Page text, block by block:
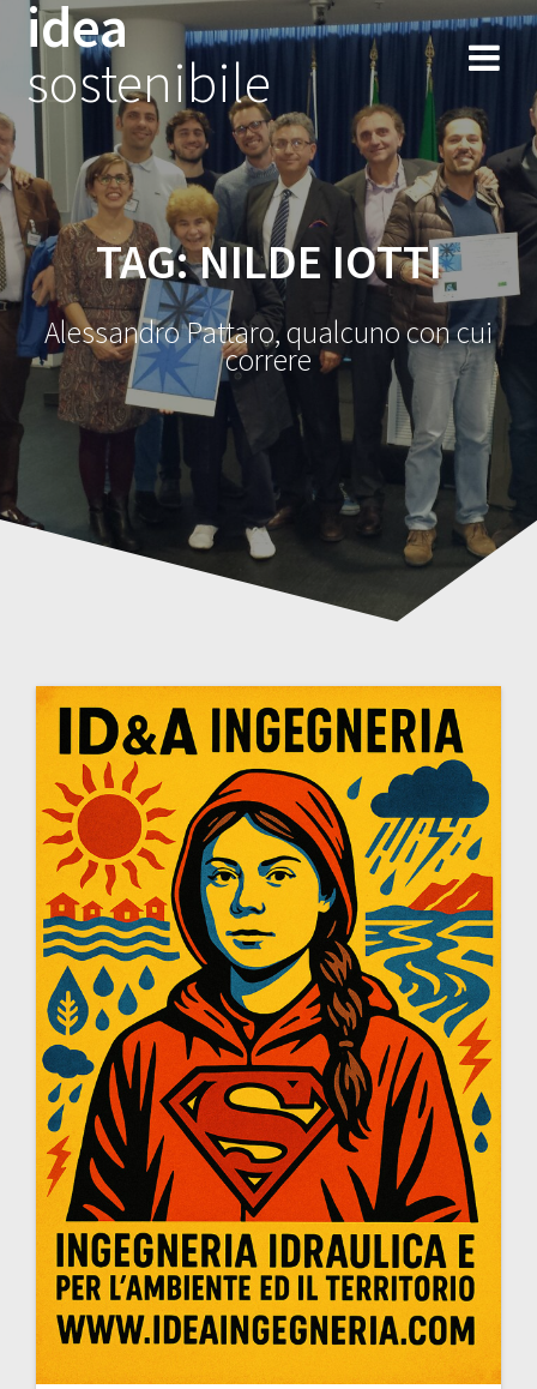
Salta
al
contenuto
idea
sostenibile
TAG:NILDE IOTTI
Alessandro Pattaro, qualcuno con cui
correre